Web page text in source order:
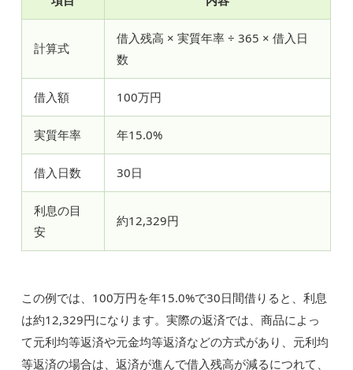
計算式
借入残高 × 実質年率 ÷ 365 × 借入日
数
借入額 100万円
実質年率 年15.0%
借入日数 30日
利息の目
安
約12,329円
この例では、100万円を年15.0%で30日間借りると、利息
は約12,329円になります。実際の返済では、商品によっ
て元利均等返済や元金均等返済などの方式があり、元利均
等返済の場合は、返済が進んで借入残高が減るにつれて、